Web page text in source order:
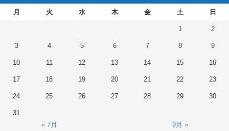
月 火 水 木 金 土 日
1 2
3 4 5 6 7 8 9
10 11 12 13 14 15 16
17 18 19 20 21 22 23
24 25 26 27 28 29 30
31
« 7月
9月 »